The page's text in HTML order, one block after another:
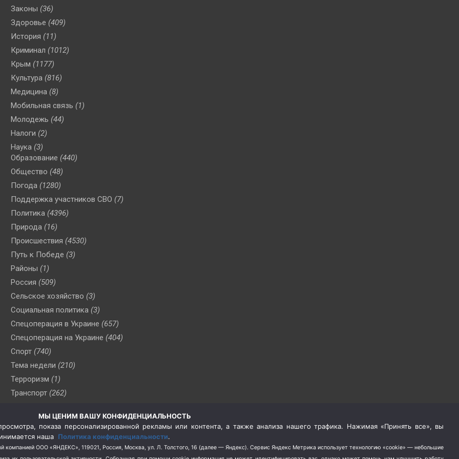
Законы (36)
Здоровье (409)
История (11)
Криминал (1012)
Крым (1177)
Культура (816)
Медицина (8)
Мобильная связь (1)
Молодежь (44)
Налоги (2)
Наука (3)
Образование (440)
Общество (48)
Погода (1280)
Поддержка участников СВО (7)
Политика (4396)
Природа (16)
Происшествия (4530)
Путь к Победе (3)
Районы (1)
Россия (509)
Сельское хозяйство (3)
Социальная политика (3)
Спецоперация в Украине (657)
Спецоперация на Украине (404)
Спорт (740)
Тема недели (210)
Терроризм (1)
Транспорт (262)
(76)
Цены (2)
Школа и спорт (2)
МЫ ЦЕНИМ ВАШУ КОНФИДЕНЦИАЛЬНОСТЬ
показа персонализированной рекламы или контента, а также анализа нашего трафика. Нажимая «Принять все», вы
наша Политика конфиденциальности.
компанией ООО «ЯНДЕКС», 119021, Россия, Москва, ул. Л. Толстого, 16 (далее — Яндекс). Сервис Яндекс Метрика использует технологию «cookie» — небольшие